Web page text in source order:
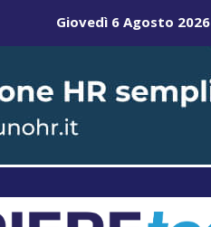
Giovedì 6 Agosto 2026